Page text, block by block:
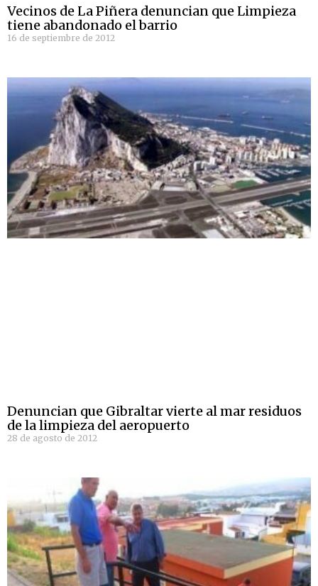
Vecinos de La Piñera denuncian que Limpieza
tiene abandonado el barrio
16 de septiembre de 2012
Denuncian que Gibraltar vierte al mar residuos
de la limpieza del aeropuerto
28 de agosto de 2012